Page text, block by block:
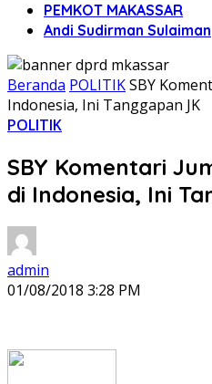
PEMKOT MAKASSAR
Andi Sudirman Sulaiman
Beranda POLITIKSBY
Indonesia, Ini Tanggapan JK
POLITIK
SBY Komentari
di Indonesia, Ini
admin
01/08/2018 3:28 PM